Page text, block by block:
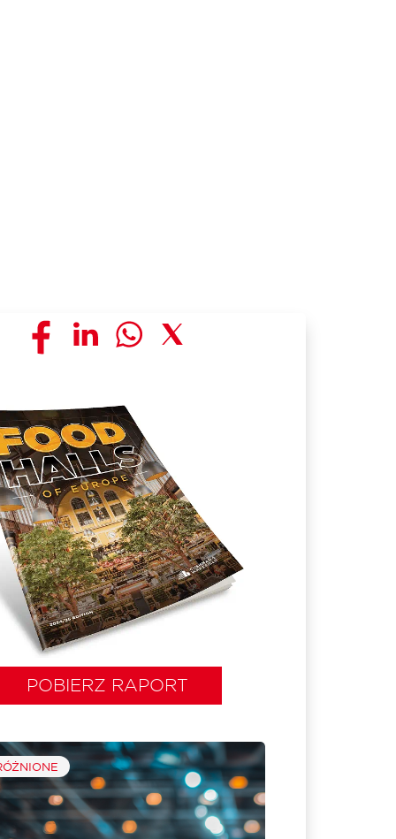
POBIERZ RAPORT